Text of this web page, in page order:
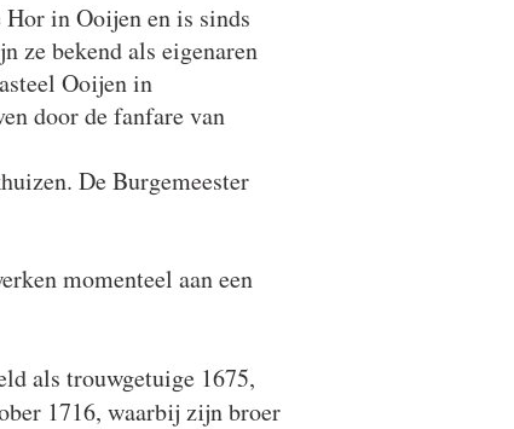
Hor in Ooijen en is sinds
ze bekend als eigenaren
Ooijen in
door de fanfare van
De Burgemeester
momenteel aan een
als trouwgetuige 1675,
1716, waarbij zijn broer